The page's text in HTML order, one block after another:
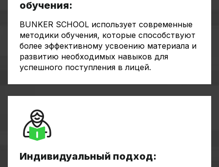
обучения:
BUNKER SCHOOL использует современные
методики обучения, которые способствуют
более эффективному усвоению материала и
развитию необходимых навыков для
успешного поступления в лицей.
Индивидуальный подход: